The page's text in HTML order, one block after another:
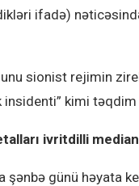
ifadə)
sionist rejimin
kimi təqdim
ivritdilli
şənbə günü həyata